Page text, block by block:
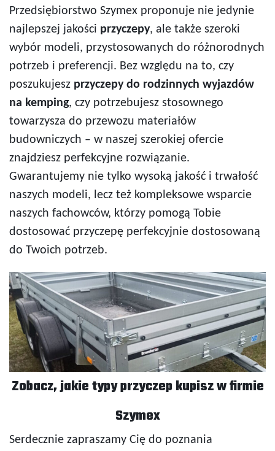
Przedsiębiorstwo Szymex proponuje nie jedynie
najlepszej jakości przyczepy, ale także szeroki
wybór modeli, przystosowanych do różnorodnych
potrzeb i preferencji. Bez względu na to, czy
poszukujesz przyczepy do rodzinnych wyjazdów
na kemping, czy potrzebujesz stosownego
towarzysza do przewozu materiałów
budowniczych – w naszej szerokiej ofercie
znajdziesz perfekcyjne rozwiązanie.
Gwarantujemy nie tylko wysoką jakość i trwałość
naszych modeli, lecz też kompleksowe wsparcie
naszych fachowców, którzy pomogą Tobie
dostosować przyczepę perfekcyjnie dostosowaną
do Twoich potrzeb.
Zobacz, jakie typy przyczep kupisz w firmie
Szymex
Serdecznie zapraszamy Cię do poznania